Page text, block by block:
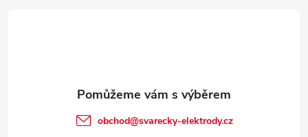
obchod@svarecky-elektrody.cz